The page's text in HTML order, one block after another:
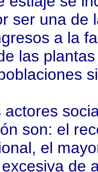
ser una de
a la
las
actores
son: el
el
de